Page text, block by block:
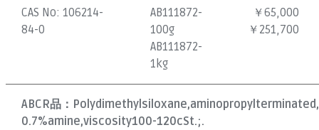
CAS No:106214-
84-0
AB111872-
100g
AB111872-
1kg
￥65,000
￥251,700
ABCR品：
0.7%amine,viscosity100-120cSt.;.